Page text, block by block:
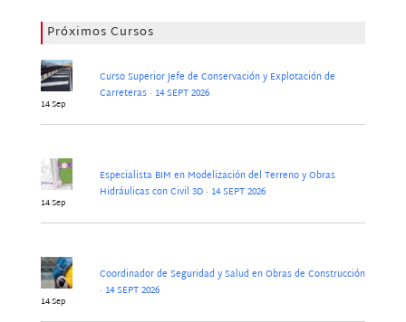
Próximos Cursos
14 Sep
Curso Superior Jefe de Conservación y Explotación de
Carreteras · 14 SEPT 2026
14 Sep
Especialista BIM en Modelización del Terreno y Obras
Hidráulicas con Civil 3D · 14 SEPT 2026
14 Sep
Coordinador de Seguridad y Salud en Obras de Construcción
· 14 SEPT 2026